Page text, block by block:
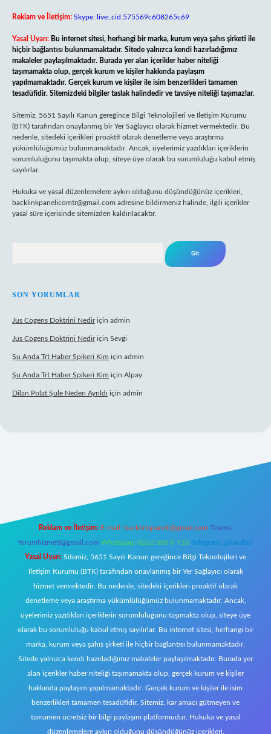
Reklam ve İletişim: Skype: live:.cid.575569c608265c69
Yasal Uyarı: Bu internet sitesi, herhangi bir marka, kurum veya şahıs şirketi ile
hiçbir bağlantısı bulunmamaktadır. Sitede yalnızca kendi hazırladığımız
makaleler paylaşılmaktadır. Burada yer alan içerikler haber niteliği
taşımamakta olup, gerçek kurum ve kişiler hakkında paylaşım
yapılmamaktadır. Gerçek kurum ve kişiler ile isim benzerlikleri tamamen
tesadüfidir. Sitemizdeki bilgiler taslak halindedir ve tavsiye niteliği taşımazlar.
Sitemiz, 5651 Sayılı Kanun gereğince Bilgi Teknolojileri ve İletişim Kurumu
(BTK) tarafından onaylanmış bir Yer Sağlayıcı olarak hizmet vermektedir. Bu
nedenle, sitedeki içerikleri proaktif olarak denetleme veya araştırma
yükümlülüğümüz bulunmamaktadır. Ancak, üyelerimiz yazdıkları içeriklerin
sorumluluğunu taşımakta olup, siteye üye olarak bu sorumluluğu kabul etmiş
sayılırlar.
Hukuka ve yasal düzenlemelere aykırı olduğunu düşündüğünüz içerikleri,
backlinkpanelicomtr@gmail.com adresine bildirmeniz halinde, ilgili içerikler
yasal süre içerisinde sitemizden kaldırılacaktır.
SON YORUMLAR
Jus Cogens Doktrini Nediriçin admin
Jus Cogens Doktrini Nediriçin Sevgi
Şu Anda Trt Haber Spikeri Kim için admin
Şu Anda Trt Haber Spikeri Kim için Alpay
Dilan Polat Şule Neden Ayrıldı için admin
Reklam ve İletişim: E-mail: backlinkpaneli@gmail.com Teams:
forumhizmeti@gmail.com Whatsapp: 0262 606 0 726 Telegram: @karabul
Yasal Uyarı: Sitemiz, 5651 Sayılı Kanun gereğince Bilgi Teknolojileri ve
İletişim Kurumu (BTK) tarafından onaylanmış bir Yer Sağlayıcı olarak
hizmet vermektedir. Bu nedenle, sitedeki içerikleri proaktif olarak
denetleme veya araştırma yükümlülüğümüz bulunmamaktadır. Ancak,
üyelerimiz yazdıkları içeriklerin sorumluluğunu taşımakta olup, siteye üye
olarak bu sorumluluğu kabul etmiş sayılırlar. Bu internet sitesi, herhangi bir
marka, kurum veya şahıs şirketi ile hiçbir bağlantısı bulunmamaktadır.
Sitede yalnızca kendi hazırladığımız makaleler paylaşılmaktadır. Burada yer
alan içerikler haber niteliği taşımamakta olup, gerçek kurum ve kişiler
hakkında paylaşım yapılmamaktadır. Gerçek kurum ve kişiler ile isim
benzerlikleri tamamen tesadüfidir. Sitemiz, kar amacı gütmeyen ve
tamamen ücretsiz bir bilgi paylaşım platformudur. Hukuka ve yasal
düzenlemelere aykırı olduğunu düşündüğünüz içerikleri,